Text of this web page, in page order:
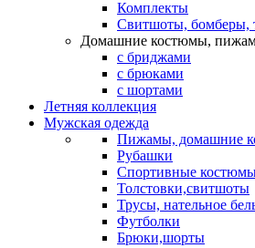
Комплекты
Свитшоты, бомберы,
Домашние костюмы,
с бриджами
с брюками
с шортами
Летняя коллекция
Мужская одежда
Пижамы, домашние
Рубашки
Спортивные
Толстовки,свитшоты
Трусы, нательное
Футболки
Брюки,шорты